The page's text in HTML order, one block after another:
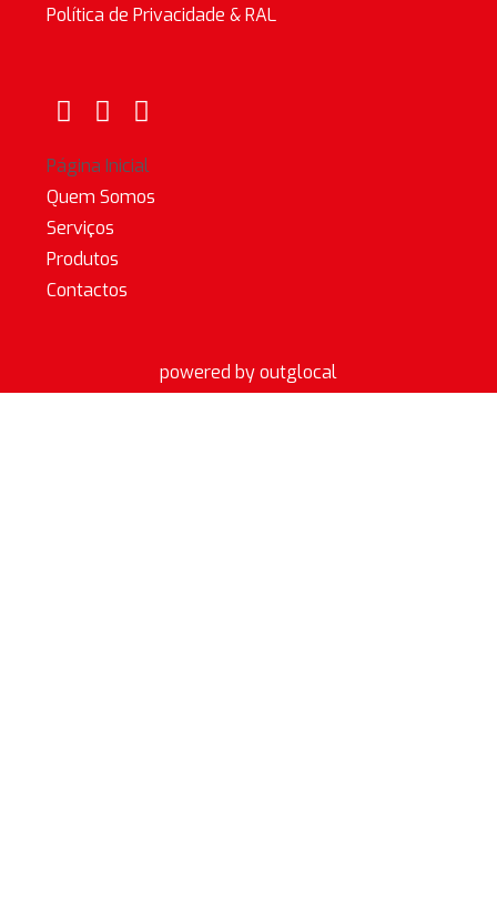
Política de Privacidade & RAL
Página Inicial
Quem Somos
Serviços
Produtos
Contactos
powered by outglocal